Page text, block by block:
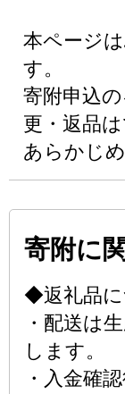
本ページ
す。
寄附申込
更・返品
あらかじ
寄附に
◆返礼品に
・配送は
します。
・入金確